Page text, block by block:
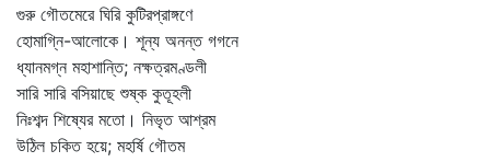
গুরু গৌতমেরে ঘিরি কুটিরপ্রাঙ্গণে
হোমাগ্নি-আলোকে। শূন্য অনন্ত গগনে
ধ্যানমগ্ন মহাশান্তি; নক্ষত্রমণ্ডলী
সারি সারি বসিয়াছে শুষ্ক কুতূহলী
নিঃশব্দ শিষ্যের মতো। নিভৃত আশ্রম
উঠিল চকিত হয়ে; মহর্ষি গৌতম